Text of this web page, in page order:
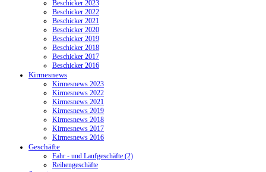
Beschicker 2023
Beschicker 2022
Beschicker 2021
Beschicker 2020
Beschicker 2019
Beschicker 2018
Beschicker 2017
Beschicker 2016
Kirmesnews
Kirmesnews 2023
Kirmesnews 2022
Kirmesnews 2021
Kirmesnews 2019
Kirmesnews 2018
Kirmesnews 2017
Kirmesnews 2016
Geschäfte
Fahr - und Laufgeschäfte (2)
Reihengeschäfte